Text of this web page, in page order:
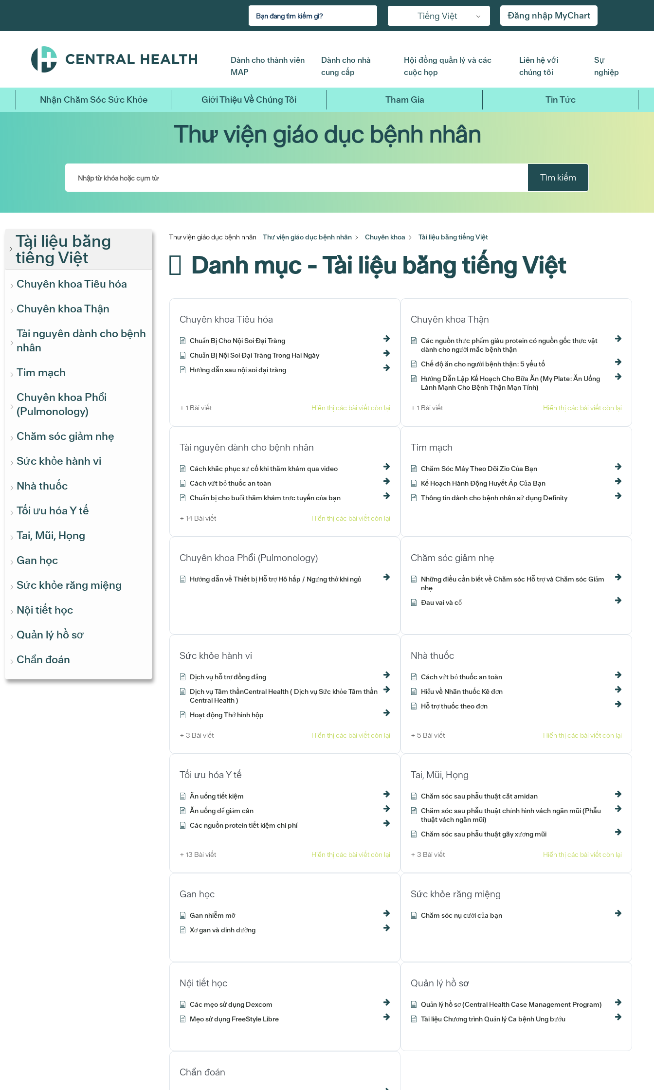
nội
chính
Tiếng Việt Đăng nhập MyChart
Dành cho thành viên
MAP
Dành cho nhà
cung cấp
Hội đồng quản lý và các
cuộc họp
Liên hệ với
chúng tôi
Sự
nghiệp
Nhận Chăm Sóc Sức Khỏe Giới Thiệu Về Chúng Tôi Tham Gia Tin Tức
Thư viện giáo dục bệnh nhân
Tìm kiếm
Tài liệu bằng
tiếng Việt
Chuyên khoa Tiêu hóa
Chuyên khoa Thận
Tài nguyên dành cho bệnh
nhân
Tim mạch
Chuyên khoa Phổi
(Pulmonology)
Chăm sóc giảm nhẹ
Sức khỏe hành vi
Nhà thuốc
Tối ưu hóa Y tế
Tai, Mũi, Họng
Gan học
Sức khỏe răng miệng
Nội tiết học
Quản lý hồ sơ
Chẩn đoán
Thư viện giáo dục bệnh nhân Thư viện giáo dục bệnh nhân Chuyên khoa Tài liệu bằng tiếng Việt
Danh mục - Tài liệu bằng tiếng Việt
Chuyên khoa Tiêu hóa
Chuẩn Bị Cho Nội Soi Đại Tràng
Chuẩn Bị Nội Soi Đại Tràng Trong Hai Ngày
Hướng dẫn sau nội soi đại tràng
+ 1 Bài viết Hiển thị các bài viết còn lại
Chuyên khoa Thận
Các nguồn thực phẩm giàu protein có nguồn gốc thực vật
dành cho người mắc bệnh thận
Chế độ ăn cho người bệnh thận: 5 yếu tố
Hướng Dẫn Lập Kế Hoạch Cho Bữa Ăn (My Plate: Ăn Uống
Lành Mạnh Cho Bệnh Thận Mạn Tính)
+ 1 Bài viết Hiển thị các bài viết còn lại
Tài nguyên dành cho bệnh nhân
Cách khắc phục sự cố khi thăm khám qua video
Cách vứt bỏ thuốc an toàn
Chuẩn bị cho buổi thăm khám trực tuyến của bạn
+ 14 Bài viết Hiển thị các bài viết còn lại
Tim mạch
Chăm Sóc Máy Theo Dõi Zio Của Bạn
Kế Hoạch Hành Động Huyết Áp Của Bạn
Thông tin dành cho bệnh nhân sử dụng Definity
Chuyên khoa Phổi (Pulmonology)
Hướng dẫn về Thiết bị Hỗ trợ Hô hấp / Ngưng thở khi ngủ
Chăm sóc giảm nhẹ
Những điều cần biết về Chăm sóc Hỗ trợ và Chăm sóc Giảm
nhẹ
Đau vai và cổ
Sức khỏe hành vi
Dịch vụ hỗ trợ đồng đẳng
Dịch vụ Tâm thầnCentral Health ( Dịch vụ Sức khỏe Tâm thần
Central Health )
Hoạt động Thở hình hộp
+ 3 Bài viết Hiển thị các bài viết còn lại
Nhà thuốc
Cách vứt bỏ thuốc an toàn
Hiểu về Nhãn thuốc Kê đơn
Hỗ trợ thuốc theo đơn
+ 5 Bài viết Hiển thị các bài viết còn lại
Tối ưu hóa Y tế
Ăn uống tiết kiệm
Ăn uống để giảm cân
Các nguồn protein tiết kiệm chi phí
+ 13 Bài viết Hiển thị các bài viết còn lại
Tai, Mũi, Họng
Chăm sóc sau phẫu thuật cắt amidan
Chăm sóc sau phẫu thuật chỉnh hình vách ngăn mũi (Phẫu
thuật vách ngăn mũi)
Chăm sóc sau phẫu thuật gãy xương mũi
+ 3 Bài viết Hiển thị các bài viết còn lại
Gan học
Gan nhiễm mỡ
Xơ gan và dinh dưỡng
Sức khỏe răng miệng
Chăm sóc nụ cười của bạn
Nội tiết học
Các mẹo sử dụng Dexcom
Mẹo sử dụng FreeStyle Libre
Quản lý hồ sơ
Quản lý hồ sơ (Central Health Case Management Program)
Tài liệu Chương trình Quản lý Ca bệnh Ung bướu
Chẩn đoán